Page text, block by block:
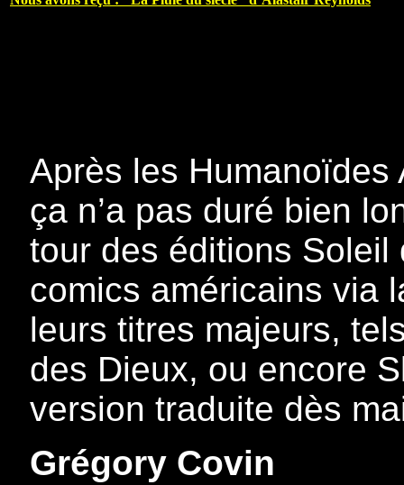
Après les Humanoïdes
ça n’a pas duré bien
tour des éditions
comics américains via
leurs titres majeurs,
des Dieux, ou encore
version traduite dès
Grégory Covin